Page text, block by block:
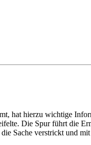
hat hierzu wichtige
Die Spur führt die
Sache verstrickt und